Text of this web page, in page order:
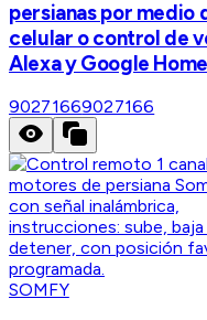
persianas por medio
celular o control de
Alexa y Google Home
90271669027166
SOMFY